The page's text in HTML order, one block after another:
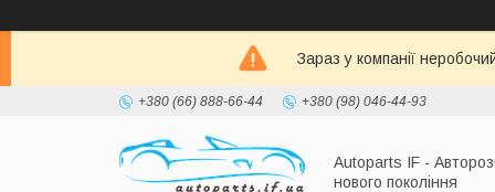
Зараз у компанії
+380 (66) 888-66-44 +380 (98) 046-44-93
Autoparts IF -
нового покоління